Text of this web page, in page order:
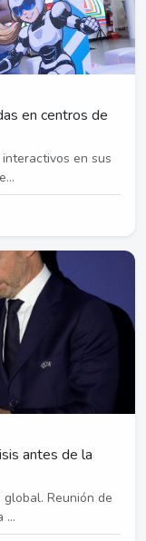
en centros de
en sus
antes de la
Reunión de
...